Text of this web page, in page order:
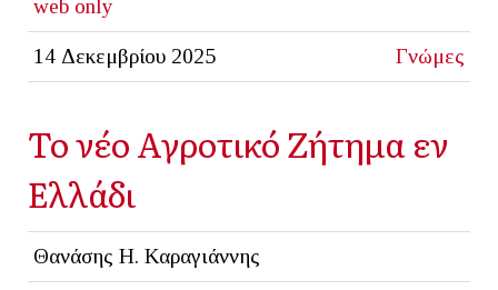
web only
14 Δεκεμβρίου 2025 Γνώμες
Το νέο Αγροτικό Ζήτημα εν
Ελλάδι
Θανάσης Η. Καραγιάννης